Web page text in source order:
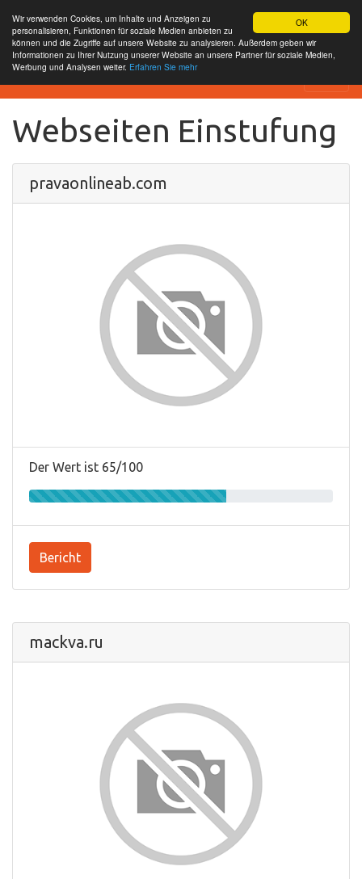
OK
Wir verwenden Cookies, um Inhalte und Anzeigen zu
personalisieren, Funktionen für soziale Medien anbieten zu
können und die Zugriffe auf unsere Website zu analysieren. Außerdem geben wir
Informationen zu Ihrer Nutzung unserer Website an unsere Partner für soziale Medien,
Werbung und Analysen weiter. Erfahren Sie mehr
SEO Analytics
Webseiten Einstufung
pravaonlineab.com
Der Wert ist 65/100
Bericht
mackva.ru